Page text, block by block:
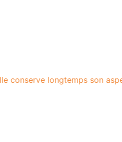
conserve longtemps son